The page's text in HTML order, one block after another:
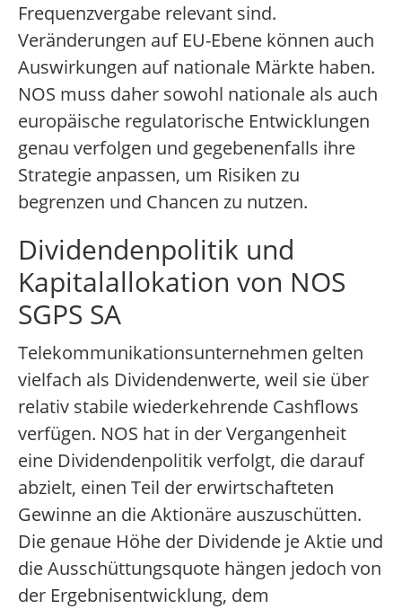
Frequenzvergabe relevant sind.
Veränderungen auf EU-Ebene können auch
Auswirkungen auf nationale Märkte haben.
NOS muss daher sowohl nationale als auch
europäische regulatorische Entwicklungen
genau verfolgen und gegebenenfalls ihre
Strategie anpassen, um Risiken zu
begrenzen und Chancen zu nutzen.
Dividendenpolitik und
Kapitalallokation von NOS
SGPS SA
Telekommunikationsunternehmen gelten
vielfach als Dividendenwerte, weil sie über
relativ stabile wiederkehrende Cashflows
verfügen. NOS hat in der Vergangenheit
eine Dividendenpolitik verfolgt, die darauf
abzielt, einen Teil der erwirtschafteten
Gewinne an die Aktionäre auszuschütten.
Die genaue Höhe der Dividende je Aktie und
die Ausschüttungsquote hängen jedoch von
der Ergebnisentwicklung, dem